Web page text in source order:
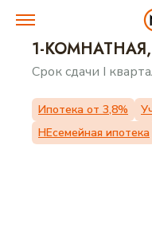
ВЫБЕРИТЕ ДОМ
1-
Срок сдачи I
Ипотека от 3,8%
НЕсемейная ипотека